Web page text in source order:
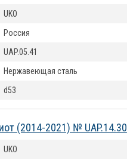
UKO
Россия
UAP.05.41
Нержавеющая сталь
d53
(2014-2021) № UAP.14.30
UKO